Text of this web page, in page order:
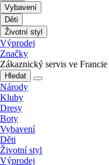
Vybavení
Děti
Životní styl
Výprodej
Značky
Zákaznický servis ve Francie
Hledat
Národy
Kluby
Dresy
Boty
Vybavení
Děti
Životní styl
Výprodej